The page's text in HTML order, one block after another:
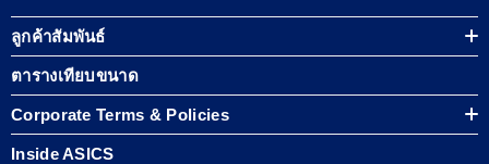
ลูกค้าสัมพันธ์
ตารางเทียบขนาด
Corporate Terms & Policies
Inside ASICS